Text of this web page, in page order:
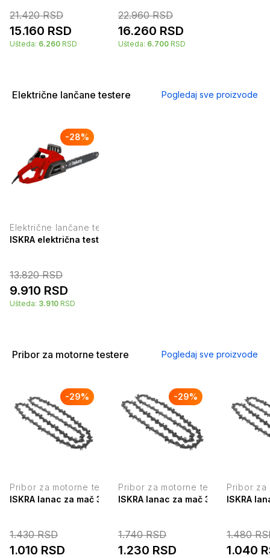
21.420RSD
15.160 RSD
Ušteda: 6.260 RSD
22.960RSD
16.260 RSD
Ušteda: 6.700 RSD
Električne lančane testere Pogledaj sve proizvode
-28%
Električne lančane testere
ISKRA električna testera 406 mm SF7J112-4
13.820RSD
9.910 RSD
Ušteda: 3.910 RSD
Pribor za motorne testere Pogledaj sve proizvode
-29%
Pribor za motorne testere
ISKRA lanac za mač 35 cm D-050-53DL
1.430RSD
1.010 RSD
-29%
Pribor za motorne testere
ISKRA lanac za mač 38 cm FC-B-
1.740RSD
1.230 RSD
Pribor za
ISKRA
1.480
1.040